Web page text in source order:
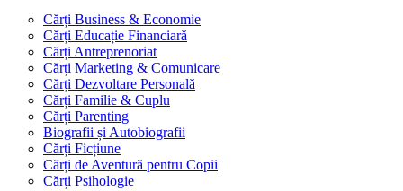
Cărți Business & Economie
Cărți Educație Financiară
Cărți Antreprenoriat
Cărți Marketing & Comunicare
Cărți Dezvoltare Personală
Cărți Familie & Cuplu
Cărți Parenting
Biografii și Autobiografii
Cărți Ficțiune
Cărți de Aventură pentru Copii
Cărți Psihologie